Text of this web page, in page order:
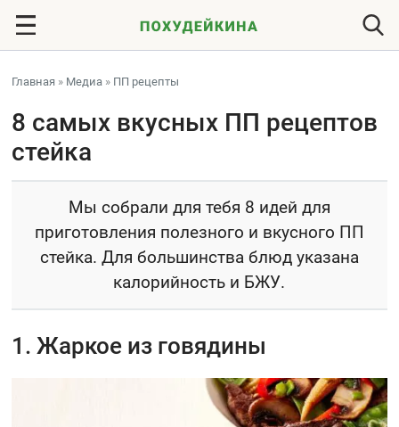
Главная » Медиа » ПП рецепты
8 самых вкусных ПП рецептов
стейка
Мы собрали для тебя 8 идей для
приготовления полезного и вкусного ПП
стейка. Для большинства блюд указана
калорийность и БЖУ.
1. Жаркое из говядины